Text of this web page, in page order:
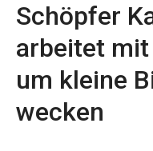
Schöpfer
arbeitet mit
um kleine
wecken